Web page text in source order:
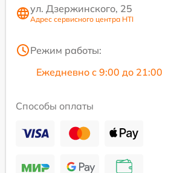
ул. Дзержинского, 25
Адрес сервисного центра HTI
Режим работы:
Ежедневно с 9:00 до 21:00
Способы оплаты